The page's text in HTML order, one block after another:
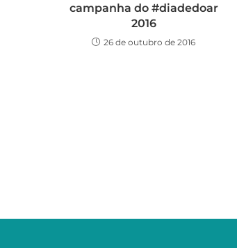
campanha do #diadedoar
2016
26 de outubro de 2016